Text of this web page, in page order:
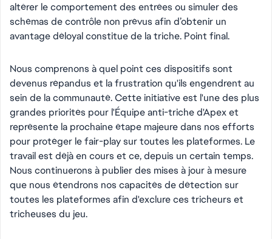
altérer le comportement des entrées ou simuler des
schémas de contrôle non prévus afin d’obtenir un
avantage déloyal constitue de la triche. Point final.
Nous comprenons à quel point ces dispositifs sont
devenus répandus et la frustration qu'ils engendrent au
sein de la communauté. Cette initiative est l'une des plus
grandes priorités pour l'Équipe anti-triche d'Apex et
représente la prochaine étape majeure dans nos efforts
pour protéger le fair-play sur toutes les plateformes. Le
travail est déjà en cours et ce, depuis un certain temps.
Nous continuerons à publier des mises à jour à mesure
que nous étendrons nos capacités de détection sur
toutes les plateformes afin d'exclure ces tricheurs et
tricheuses du jeu.